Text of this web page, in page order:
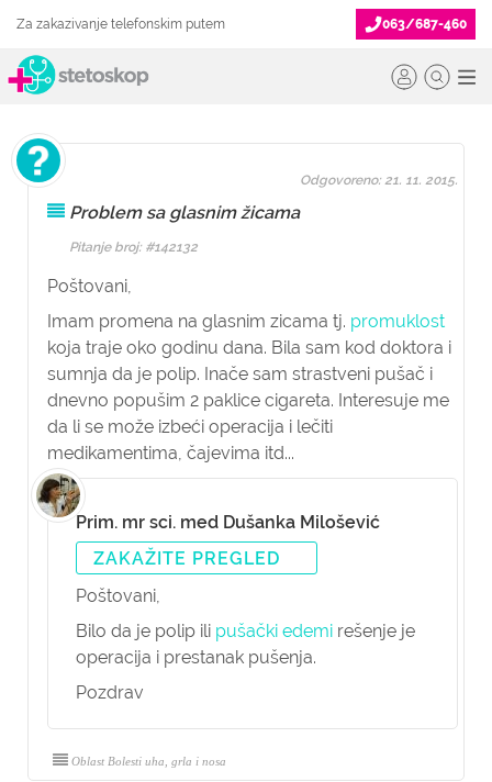
Za zakazivanje telefonskim putem 063/687-460
Problem sa glasnim žicama
Pitanje broj: #142132
Poštovani,
Imam promena na glasnim zicama tj. promuklost
koja traje oko godinu dana. Bila sam kod doktora i
sumnja da je polip. Inače sam strastveni pušač i
dnevno popušim 2 paklice cigareta. Interesuje me
da li se može izbeći operacija i lečiti
medikamentima, čajevima itd...
Odgovoreno: 21. 11. 2015.
Prim. mr sci. med Dušanka Milošević
ZAKAŽITE PREGLED
Poštovani,
Bilo da je polip ili pušački edemi rešenje je
operacija i prestanak pušenja.
Pozdrav
Oblast Bolesti uha, grla i nosa